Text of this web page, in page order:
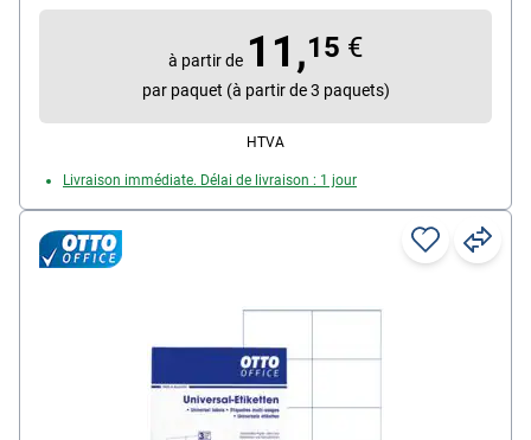
Propriété d’adhésion : permanente
à partir de 11,15 €
par paquet (à partir de 3 paquets)
HTVA
Livraison immédiate. Délai de livraison : 1 jour